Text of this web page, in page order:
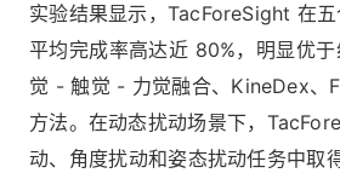
实验结果显示，TacForeSight 在
平均完成率高达近 80%，明显优
觉 - 触觉 - 力觉融合、KineDex、
方法。在动态扰动场景下，
动、角度扰动和姿态扰动任务中取